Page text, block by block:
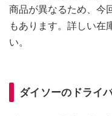
商品が異なるため、今
もあります。詳しい在
い。
ダイソーのドライ